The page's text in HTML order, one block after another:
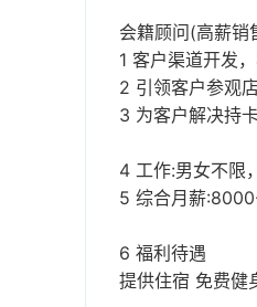
会籍顾问(高薪销
1 客户渠道开发
2 引领客户参观
3 为客户解决持
4 工作:男女不限
5 综合月薪
6 福利待遇
提供住宿 免费健